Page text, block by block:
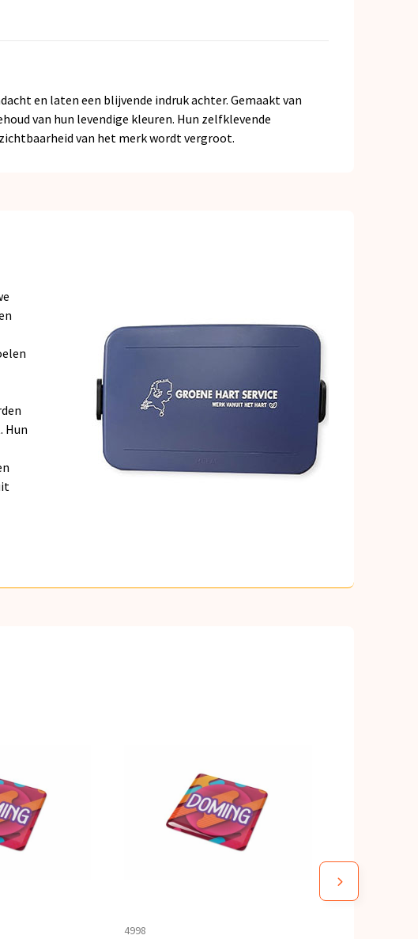
en laten een blijvende indruk achter. Gemaakt van
van hun levendige kleuren. Hun zelfklevende
van het merk wordt vergroot.
Hun
4998